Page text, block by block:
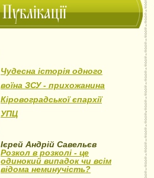
Публікації
Чудесна історія одного
воїна ЗСУ - прихожанина
Кіровоградської єпархії
УПЦ
Ієрей Андрій Савельєв
Розкол в розколі - це
одинокий випадок чи всім
відома неминучість?